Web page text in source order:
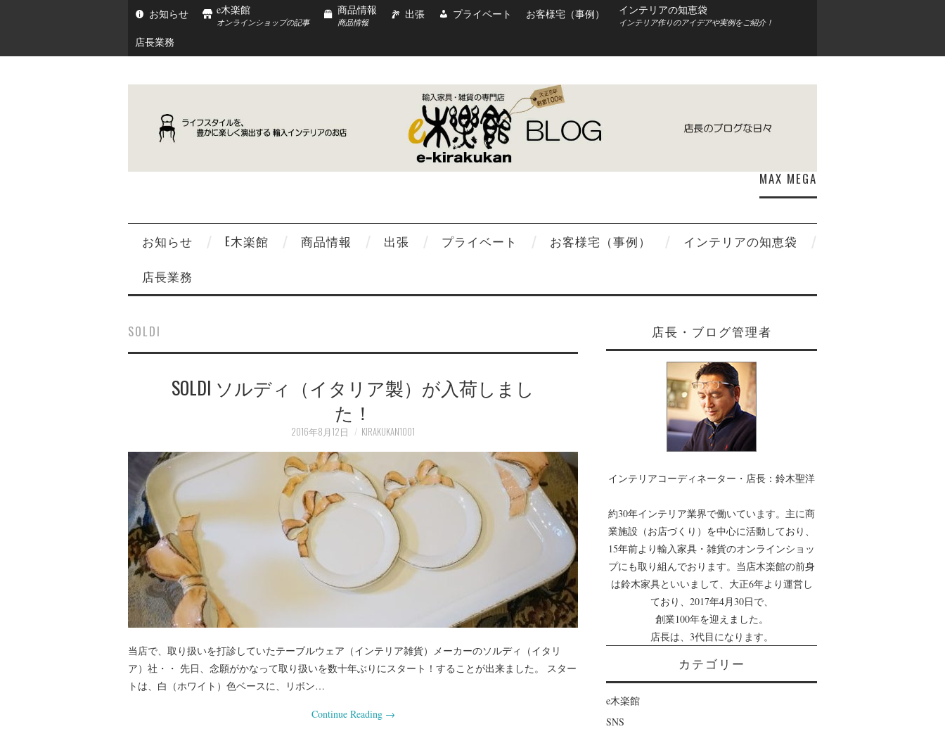
お知らせ e木楽館
オンラインショップの記事
商品情報
商品情報
出張 プライベート お客様宅（事例） インテリアの知恵袋
インテリア作りのアイデアや実例をご紹介！
店長業務
MAX MEGA
お知らせ E木楽館 商品情報 出張 プライベート お客様宅（事例）
インテリアの知恵袋
店長業務
SOLDI
SOLDI ソルディ（イタリア製）が入荷しまし
た！
2016年8月12日 KIRAKUKAN1001
当店で、取り扱いを打診していたテーブルウェア（インテリア雑貨）メーカーのソルディ（イタリ
ア）社・・ 先日、念願がかなって取り扱いを数十年ぶりにスタート！することが出来ました。 スター
トは、白（ホワイト）色ベースに、リボン…
Continue Reading →
店長・ブログ管理者
インテリアコーディネーター・店長：鈴木聖洋
約30年インテリア業界で働いています。主に商
業施設（お店づくり）を中心に活動しており、
15年前より輸入家具・雑貨のオンラインショッ
プにも取り組んでおります。当店木楽館の前身
は鈴木家具といいまして、大正6年より運営し
ており、2017年4月30日で、
創業100年を迎えました。
店長は、3代目になります。
カテゴリー
e木楽館
SNS